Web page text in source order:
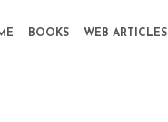
BOOKS WEB ARTICLES